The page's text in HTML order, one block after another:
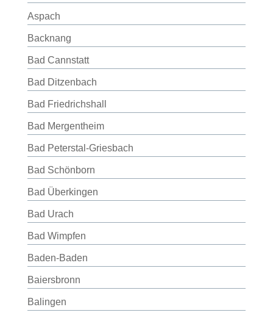
Aspach
Backnang
Bad Cannstatt
Bad Ditzenbach
Bad Friedrichshall
Bad Mergentheim
Bad Peterstal-Griesbach
Bad Schönborn
Bad Überkingen
Bad Urach
Bad Wimpfen
Baden-Baden
Baiersbronn
Balingen